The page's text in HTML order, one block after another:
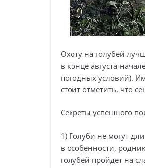
Охоту на голубей
в конце августа-
погодных условий).
стоит отметить, что
Секреты успешного
1) Голуби не могут
в особенности,
голубей пройдет на